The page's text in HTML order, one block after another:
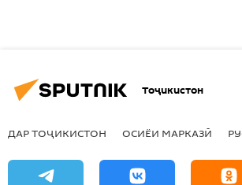
Тоҷикистон
ДАР ТОҶИКИСТОН ОСИЁИ МАРКАЗӢ